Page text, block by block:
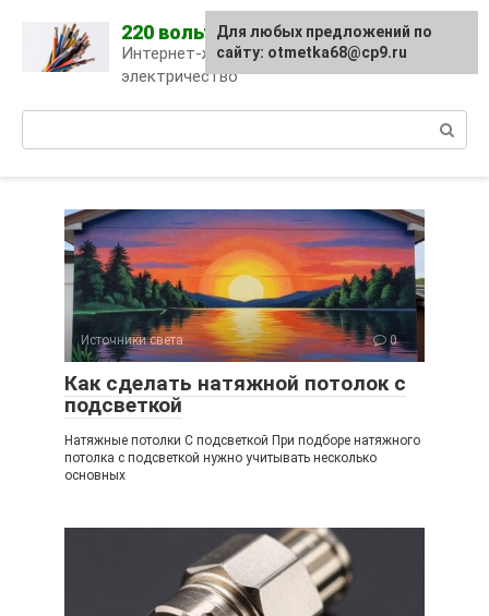
content
220 вольт
Интернет-журнал про
электричество
Источники света 0
Как сделать натяжной потолок с
подсветкой
Натяжные потолки С подсветкой При подборе натяжного
потолка с подсветкой нужно учитывать несколько
основных
Для любых предложений по
сайту: otmetka68@cp9.ru